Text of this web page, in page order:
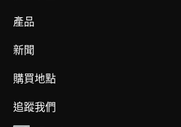
產品
新聞
購買地點
追蹤我們